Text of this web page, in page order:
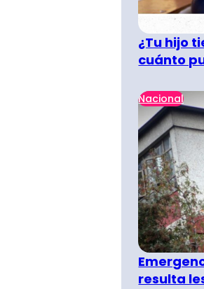
¿Tu hijo
cuánto
Nacional
resulta